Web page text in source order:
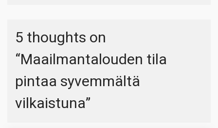
5 thoughts on
“Maailmantalouden tila
pintaa syvemmältä
vilkaistuna”